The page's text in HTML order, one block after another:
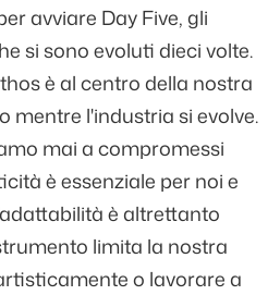
avviare Day Five, gli
si sono evoluti dieci volte.
è al centro della nostra
mentre l'industria si evolve.
mai a compromessi
è essenziale per noi e
è altrettanto
limita la nostra
o lavorare a